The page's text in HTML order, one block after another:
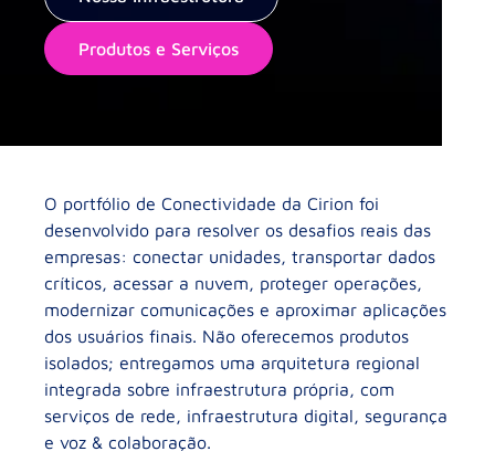
Produtos e Serviços
O portfólio de Conectividade da Cirion foi
desenvolvido para resolver os desafios reais das
empresas: conectar unidades, transportar dados
críticos, acessar a nuvem, proteger operações,
modernizar comunicações e aproximar aplicações
dos usuários finais. Não oferecemos produtos
isolados; entregamos uma arquitetura regional
integrada sobre infraestrutura própria, com
serviços de rede, infraestrutura digital, segurança
e voz & colaboração.